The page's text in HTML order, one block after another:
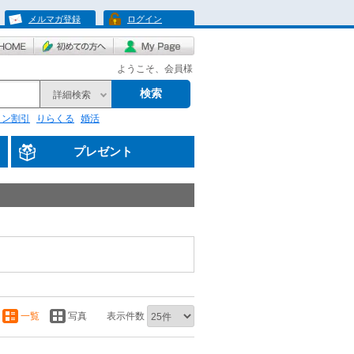
メルマガ登録 ログイン
ようこそ、会員様
詳細検索 検索
割引 りらくる 婚活
プレゼント
一覧 写真 表示件数